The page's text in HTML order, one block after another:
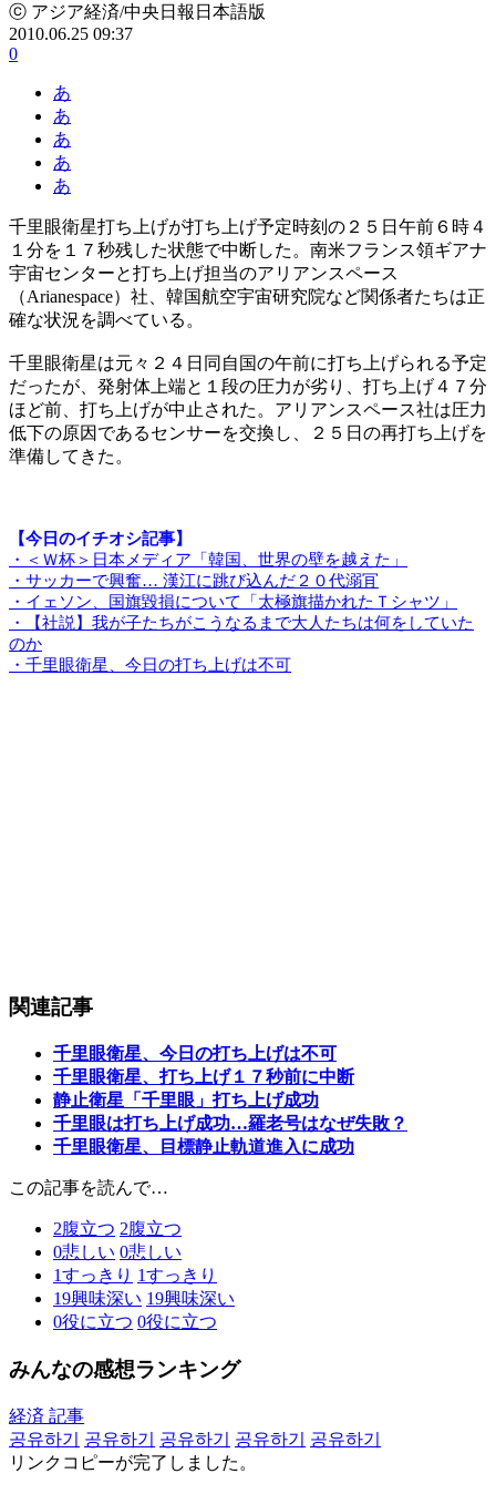
ⓒ アジア経済/中央日報日本語版
2010.06.25 09:37
0
あ
あ
あ
あ
あ
千里眼衛星打ち上げが打ち上げ予定時刻の２５日午前６時４
１分を１７秒残した状態で中断した。南米フランス領ギアナ
宇宙センターと打ち上げ担当のアリアンスペース
（Arianespace）社、韓国航空宇宙研究院など関係者たちは正
確な状況を調べている。
千里眼衛星は元々２４日同自国の午前に打ち上げられる予定
だったが、発射体上端と１段の圧力が劣り、打ち上げ４７分
ほど前、打ち上げが中止された。アリアンスペース社は圧力
低下の原因であるセンサーを交換し、２５日の再打ち上げを
準備してきた。
【今日のイチオシ記事】
・＜Ｗ杯＞日本メディア「韓国、世界の壁を越えた」
・サッカーで興奮… 漢江に跳び込んだ２０代溺肎
・イェソン、国旗毀損について「太極旗描かれたＴシャツ」
・【社説】我が子たちがこうなるまで大人たちは何をしていた
のか
・千里眼衛星、今日の打ち上げは不可
関連記事
千里眼衛星、今日の打ち上げは不可
千里眼衛星、打ち上げ１７秒前に中断
静止衛星「千里眼」打ち上げ成功
千里眼は打ち上げ成功…羅老号はなぜ失敗？
千里眼衛星、目標静止軌道進入に成功
この記事を読んで…
2腹立つ 2腹立つ
0悲しい 0悲しい
1すっきり 1すっきり
19興味深い 19興味深い
0役に立つ 0役に立つ
みんなの感想ランキング
経済 記事
공유하기
공유하기 공유하기 공유하기
공유하기
リンクコピーが完了しました。